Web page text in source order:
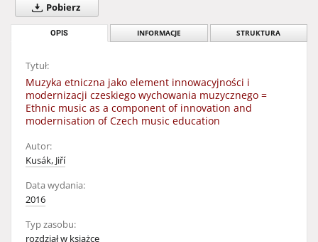
Pobierz
OPIS INFORMACJE STRUKTURA
Tytuł:
Muzyka etniczna jako element innowacyjności i
modernizacji czeskiego wychowania muzycznego =
Ethnic music as a component of innovation and
modernisation of Czech music education
Autor:
Kusák, Jiří
Data wydania:
2016
Typ zasobu:
rozdział w książce